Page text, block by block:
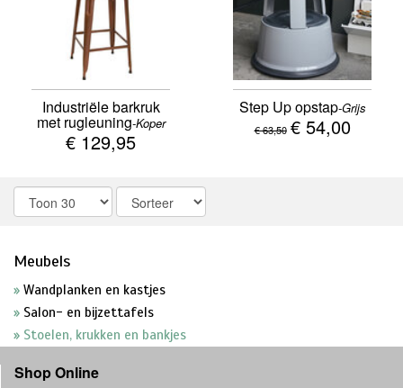
Industriële barkruk
met rugleuning-Koper
€ 129,95
Step Up opstap-Grijs
€ 63,50 € 54,00
Meubels
Wandplanken en kastjes
Salon- en bijzettafels
Stoelen, krukken en bankjes
Shop Online